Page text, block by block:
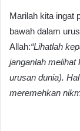
Marilah kita ingat
bawah dalam
Allah:“Lihatlah
janganlah melihat
urusan dunia).
meremehkan